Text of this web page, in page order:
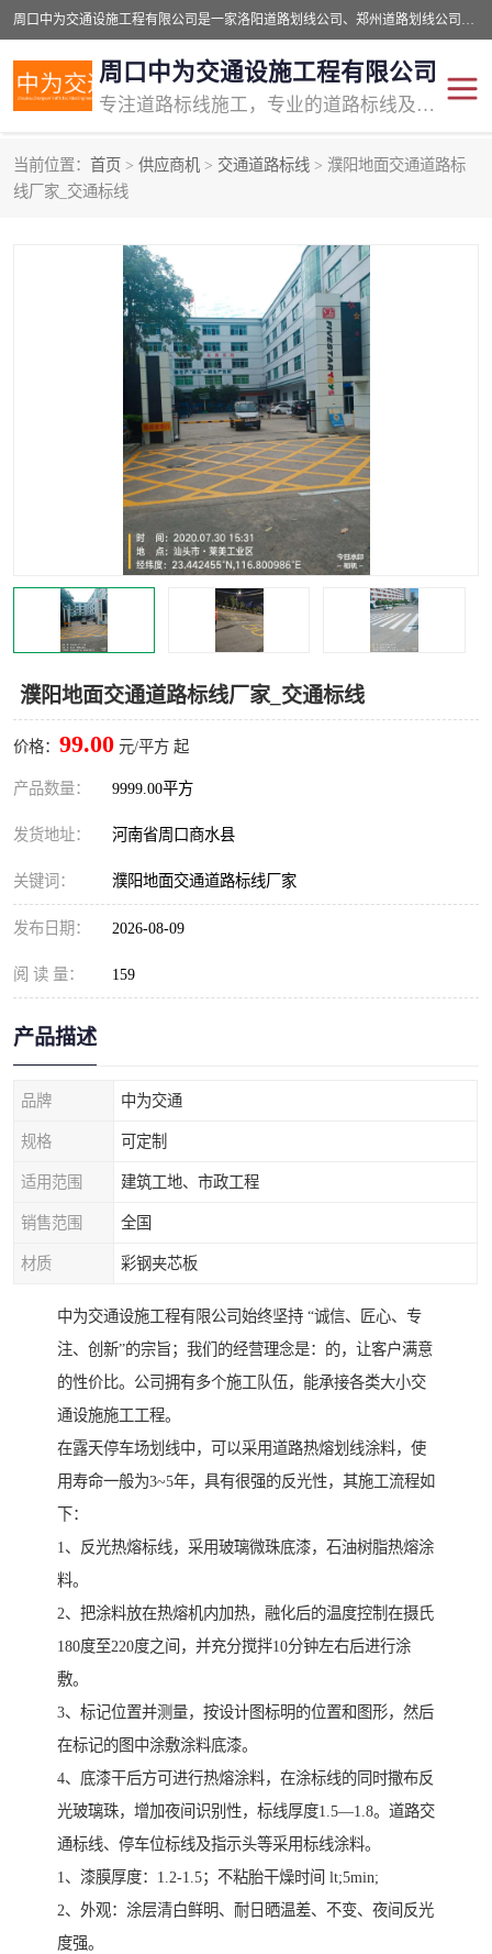
周口中为交通设施工程有限公司是一家洛阳道路划线公司、郑州道路划线公司、平顶山道路车位划线公司、开封车位划线公司、许昌道路车位划线公司、漯河道路车位划线公司，公司始终坚持“诚信、匠心、专注”的宗旨；我们的经营理念是：的服务。
周口中为交通设施工程有限公司
专注道路标线施工，专业的道路标线及交通设施施工服务商!
当前位置： 首页 > 供应商机 > 交通道路标线 > 濮阳地面交通道路标
线厂家_交通标线
濮阳地面交通道路标线厂家_交通标线
价格： 99.00 元/平方 起
产品数量： 9999.00平方
发货地址： 河南省周口商水县
关键词： 濮阳地面交通道路标线厂家
发布日期： 2026-08-09
阅 读 量： 159
产品描述
品牌 中为交通
规格 可定制
适用范围 建筑工地、市政工程
销售范围 全国
材质 彩钢夹芯板
中为交通设施工程有限公司始终坚持 “诚信、匠心、专
注、创新”的宗旨；我们的经营理念是：的，让客户满意
的性价比。公司拥有多个施工队伍，能承接各类大小交
通设施施工工程。
在露天停车场划线中，可以采用道路热熔划线涂料，使
用寿命一般为3~5年，具有很强的反光性，其施工流程如
下：
1、反光热熔标线，采用玻璃微珠底漆，石油树脂热熔涂
料。
2、把涂料放在热熔机内加热，融化后的温度控制在摄氏
180度至220度之间，并充分搅拌10分钟左右后进行涂
敷。
3、标记位置并测量，按设计图标明的位置和图形，然后
在标记的图中涂敷涂料底漆。
4、底漆干后方可进行热熔涂料，在涂标线的同时撒布反
光玻璃珠，增加夜间识别性，标线厚度1.5—1.8。道路交
通标线、停车位标线及指示头等采用标线涂料。
1、漆膜厚度：1.2-1.5；不粘胎干燥时间 lt;5min;
2、外观：涂层清白鲜明、耐日晒温差、不变、夜间反光
度强。
交通道路标线
道路标线划线 马路标线
道路划线